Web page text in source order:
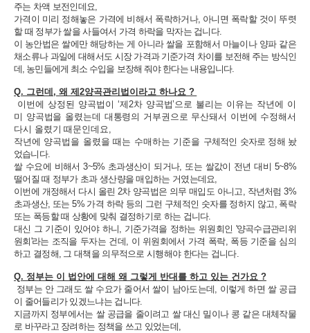
주는 차액 보전인데요,
가격이 미리 정해놓은 가격에 비해서 폭락하거나, 아니면 폭락할 것이 뚜렷
할 때 정부가 쌀을 사들여서 가격 하락을 막자는 겁니다.
이 농안법은 쌀에만 해당하는 게 아니라 쌀을 포함해서 마늘이나 양파 같은
채소류나 과일에 대해서도 시장 가격과 기준가격 차이를 보전해 주는 방식인
데, 농민들에게 최소 수입을 보장해 줘야 한다는 내용입니다.
Q. 그런데, 왜 제2양곡관리법이라고 하나요 ?
이번에 상정된 양곡법이 ‘제2차 양곡법’으로 불리는 이유는 작년에 이
미 양곡법을 올렸는데 대통령의 거부권으로 무산돼서 이번에 수정해서
다시 올렸기 때문인데요,
작년에 양곡법을 올렸을 때는 수매하는 기준을 구체적인 숫자로 정해 놨
었습니다.
쌀 수요에 비해서 3~5% 초과생산이 되거나, 또는 쌀값이 전년 대비 5~8%
떨어질 때 정부가 초과 생산량을 매입하는 거였는데요,
이번에 개정해서 다시 올린 2차 양곡법은 의무 매입도 아니고, 작년처럼 3%
초과생산, 또는 5% 가격 하락 등의 그런 구체적인 숫자를 정하지 않고, 폭락
또는 폭등할 때 상황에 맞춰 결정하기로 하는 겁니다.
대신 그 기준이 있어야 하니, 기준가격을 정하는 위원회인 '양곡수급관리위
원회'라는 조직을 두자는 건데, 이 위원회에서 가격 폭락, 폭등 기준을 심의
하고 결정해, 그 대책을 의무적으로 시행해야 한다는 겁니다.
Q. 정부는 이 법안에 대해 왜 그렇게 반대를 하고 있는 건가요 ?
정부는 안 그래도 쌀 수요가 줄어서 쌀이 남아도는데, 이렇게 하면 쌀 공급
이 줄어들리가 있겠느냐는 겁니다.
지금까지 정부에서는 쌀 공급을 줄이려고 쌀 대신 밀이나 콩 같은 대체작물
로 바꾸라고 장려하는 정책을 쓰고 있었는데,